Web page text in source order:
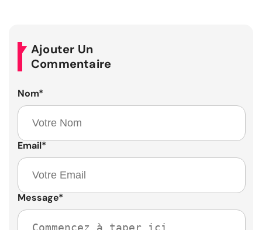
Ajouter Un
Commentaire
Nom*
Email*
Message*